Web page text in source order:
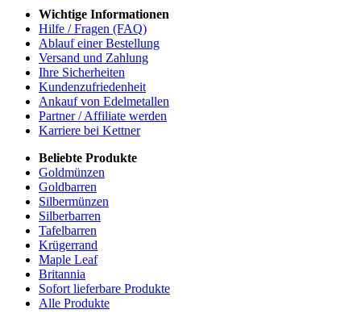
Wichtige Informationen
Hilfe / Fragen (FAQ)
Ablauf einer Bestellung
Versand und Zahlung
Ihre Sicherheiten
Kundenzufriedenheit
Ankauf von Edelmetallen
Partner / Affiliate werden
Karriere bei Kettner
Beliebte Produkte
Goldmünzen
Goldbarren
Silbermünzen
Silberbarren
Tafelbarren
Krügerrand
Maple Leaf
Britannia
Sofort lieferbare Produkte
Alle Produkte